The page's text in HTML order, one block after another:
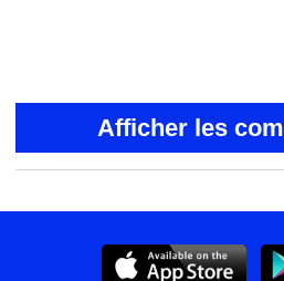
Afficher les